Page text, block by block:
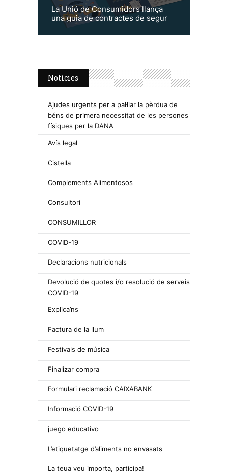
La Unió de Consumidors llança
una guia de contractes de segur
Notícies
Ajudes urgents per a pal·liar la pèrdua de
béns de primera necessitat de les persones
físiques per la DANA
Avís legal
Cistella
Complements Alimentosos
Consultori
CONSUMILLOR
COVID-19
Declaracions nutricionals
Devolució de quotes i/o resolució de serveis
COVID-19
Explica’ns
Factura de la llum
Festivals de música
Finalizar compra
Formulari reclamació CAIXABANK
Informació COVID-19
juego educativo
L’etiquetatge d’aliments no envasats
La teua veu importa, participa!